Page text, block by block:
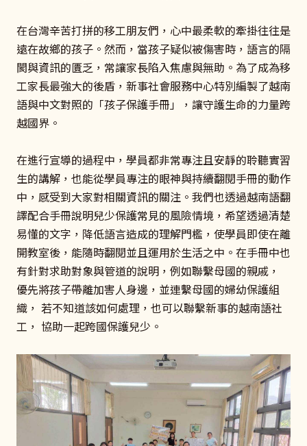
在台灣辛苦打拼的移工朋友們，心中最柔軟的牽掛往往是
遠在故鄉的孩子。然而，當孩子疑似被傷害時，語言的隔
閡與資訊的匱乏，常讓家長陷入焦慮與無助。為了成為移
工家長最強大的後盾，新事社會服務中心特別編製了越南
語與中文對照的「孩子保護手冊」，讓守護生命的力量跨
越國界。
在進行宣導的過程中，學員都非常專注且安靜的聆聽實習
生的講解，也能從學員專注的眼神與持續翻閱手冊的動作
中，感受到大家對相關資訊的關注。我們也透過越南語翻
譯配合手冊說明兒少保護常見的風險情境，希望透過清楚
易懂的文字，降低語言造成的理解門檻，使學員即使在離
開教室後，能隨時翻閱並且運用於生活之中。在手冊中也
有針對求助對象與管道的說明，例如聯繫母國的親戚，
優先將孩子帶離加害人身邊，並連繫母國的婦幼保護組
織， 若不知道該如何處理，也可以聯繫新事的越南語社
工， 協助一起跨國保護兒少。